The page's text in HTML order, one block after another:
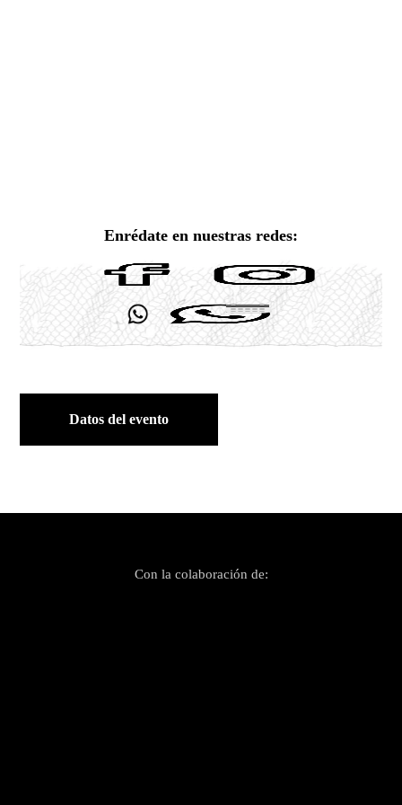
Enrédate en nuestras redes:
Datos del evento
Con la colaboración de: